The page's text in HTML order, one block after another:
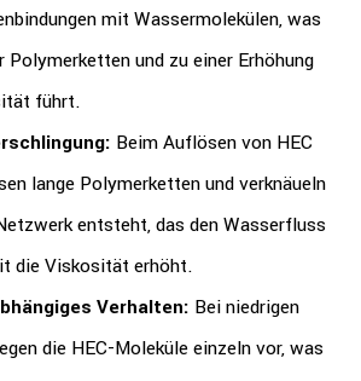
mit Wassermolekülen, was
Polymerketten und zu einer Erhöhung
führt.
Beim Auflösen von HEC
lange Polymerketten und verknäueln
entsteht, das den Wasserfluss
die Viskosität erhöht.
Verhalten: Bei niedrigen
die HEC-Moleküle einzeln vor, was